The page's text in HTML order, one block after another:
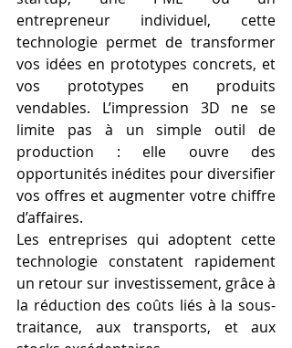
entrepreneur individuel, cette
technologie permet de transformer
vos idées en prototypes concrets, et
vos prototypes en produits
vendables. L’impression 3D ne se
limite pas à un simple outil de
production : elle ouvre des
opportunités inédites pour diversifier
vos offres et augmenter votre chiffre
d’affaires.
Les entreprises qui adoptent cette
technologie constatent rapidement
un retour sur investissement, grâce à
la réduction des coûts liés à la sous-
traitance, aux transports, et aux